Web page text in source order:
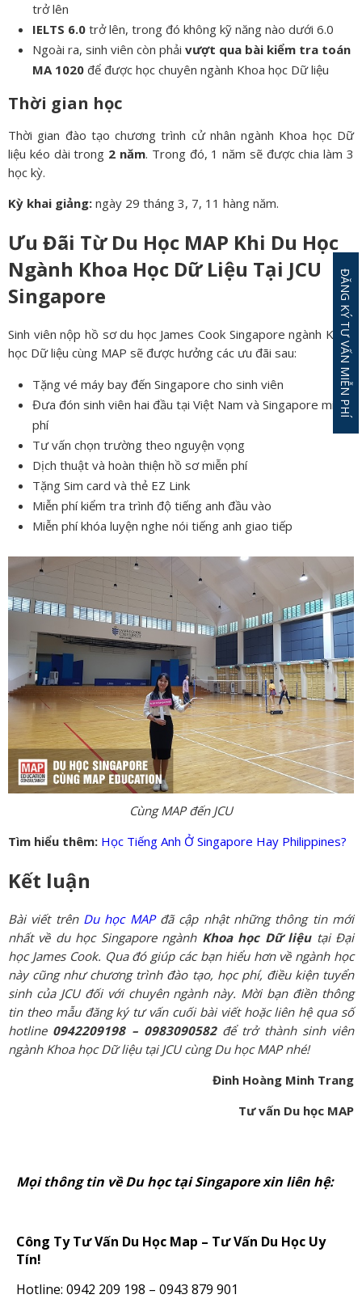
trở lên
IELTS 6.0 trở lên, trong đó không kỹ năng nào dưới 6.0
Ngoài ra, sinh viên còn phải vượt qua bài kiểm tra toán
MA 1020 để được học chuyên ngành Khoa học Dữ liệu
Thời gian học
Thời gian đào tạo chương trình cử nhân ngành Khoa học Dữ
liệu kéo dài trong 2 năm. Trong đó, 1 năm sẽ được chia làm 3
học kỳ.
Kỳ khai giảng: ngày 29 tháng 3, 7, 11 hàng năm.
Ưu Đãi Từ Du Học MAP Khi Du Học
Ngành Khoa Học Dữ Liệu Tại JCU
Singapore
Sinh viên nộp hồ sơ du học James Cook Singapore ngành Khoa
học Dữ liệu cùng MAP sẽ được hưởng các ưu đãi sau:
Tặng vé máy bay đến Singapore cho sinh viên
Đưa đón sinh viên hai đầu tại Việt Nam và Singapore miễn
phí
Tư vấn chọn trường theo nguyện vọng
Dịch thuật và hoàn thiện hồ sơ miễn phí
Tặng Sim card và thẻ EZ Link
Miễn phí kiểm tra trình độ tiếng anh đầu vào
Miễn phí khóa luyện nghe nói tiếng anh giao tiếp
Cùng MAP đến JCU
Tìm hiểu thêm: Học Tiếng Anh Ở Singapore Hay Philippines?
Kết luận
Bài viết trên Du học MAPđã cập nhật những thông tin mới
nhất về du học Singapore ngành Khoa học Dữ liệutại Đại
học James Cook. Qua đó giúp các bạn hiểu hơn về ngành học
này cũng như chương trình đào tạo, học phí, điều kiện tuyển
sinh của JCU đối với chuyên ngành này. Mời bạn điền thông
tin theo mẫu đăng ký tư vấn cuối bài viết hoặc liên hệ qua số
hotline 0942209198 – 0983090582để trở thành sinh viên
ngành Khoa học Dữ liệu tại JCU cùng Du học MAP nhé!
Đinh Hoàng Minh Trang
Tư vấn Du học MAP
Mọi thông tin về Du học tại Singapore xin liên hệ:
Công Ty Tư Vấn Du Học Map – Tư Vấn Du Học Uy
Tín!
Hotline: 0942 209 198 – 0943 879 901
ĐĂNG KÝ TƯ VẤN MIỄN PHÍ